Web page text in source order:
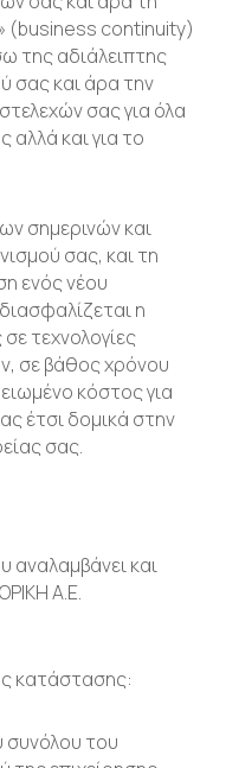
(business continuity)
της αδιάλειπτης
σας και άρα την
σας για όλα
αλλά και για το
σημερινών και
σας, και τη
ενός νέου
η
τεχνολογίες
σε βάθος χρόνου
κόστος για
έτσι δομικά στην
σας.
αναλαμβάνει και
Α.Ε.
κατάστασης:
του